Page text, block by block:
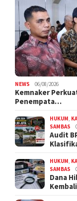
NEWS 06/08/2026
Kemnaker
Penempata…
HUKUM
SAMBAS
Audit
HUKUM
SAMBAS
Dana